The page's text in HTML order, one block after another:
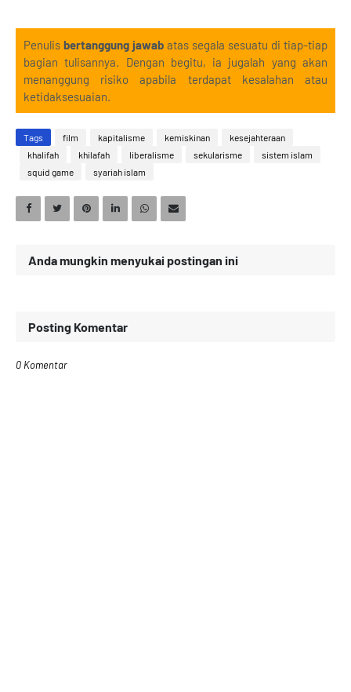
Penulis bertanggung jawab atas segala sesuatu di tiap-tiap
bagian tulisannya. Dengan begitu, ia jugalah yang akan
menanggung risiko apabila terdapat kesalahan atau
ketidaksesuaian.
Tags film kapitalisme kemiskinan
kesejahteraan
khalifah
khilafah liberalisme sekularisme
sistem islam
squid game
syariah islam
Anda mungkin menyukai postingan ini
Posting Komentar
0 Komentar